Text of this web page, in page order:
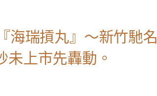
海瑞摃丸』～新竹馳名
上市先轟動。